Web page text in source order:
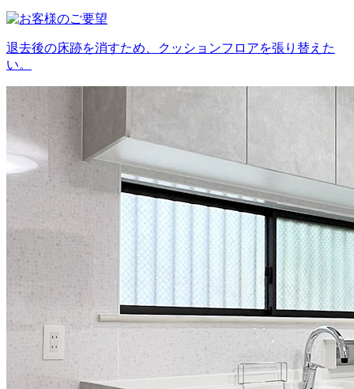
退去後の床跡を消すため、クッションフロアを張り替えた
い。